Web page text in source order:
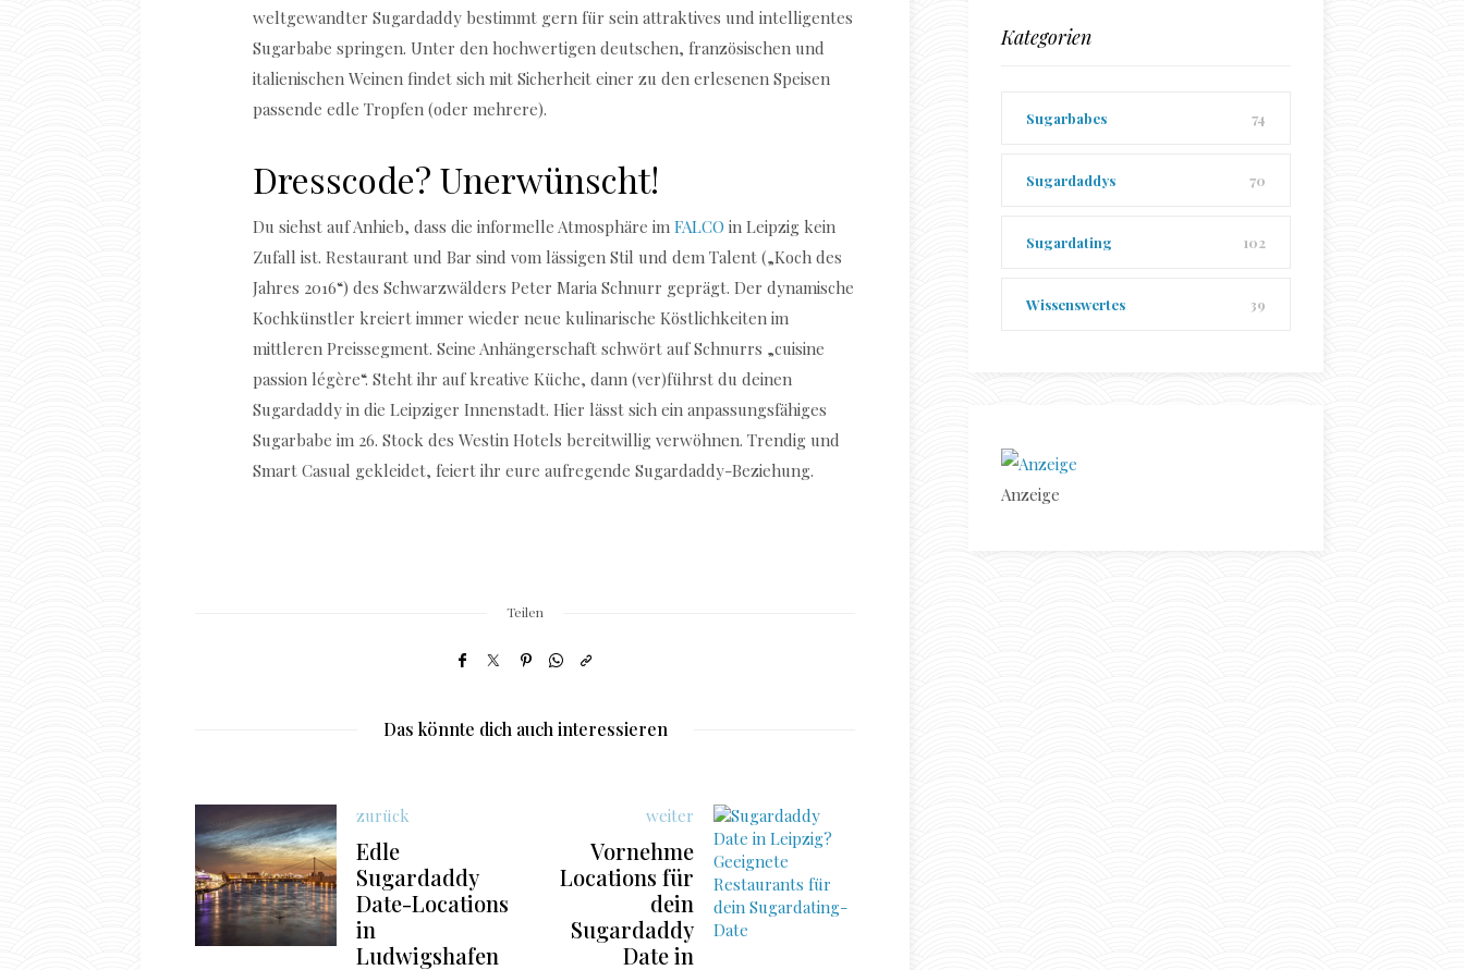
weltgewandter Sugardaddy bestimmt gern für sein attraktives und intelligentes
Sugarbabe springen. Unter den hochwertigen deutschen, französischen und
italienischen Weinen findet sich mit Sicherheit einer zu den erlesenen Speisen
passende edle Tropfen (oder mehrere).
Dresscode? Unerwünscht!
Du siehst auf Anhieb, dass die informelle Atmosphäre imFALCO in Leipzig kein
Zufall ist. Restaurant und Bar sind vom lässigen Stil und dem Talent („Koch des
Jahres 2016“) des Schwarzwälders Peter Maria Schnurr geprägt. Der dynamische
Kochkünstler kreiert immer wieder neue kulinarische Köstlichkeiten im
mittleren Preissegment. Seine Anhängerschaft schwört auf Schnurrs „cuisine
passion légère“. Steht ihr auf kreative Küche, dann (ver)führst du deinen
Sugardaddy in die Leipziger Innenstadt. Hier lässt sich ein anpassungsfähiges
Sugarbabe im 26. Stock des Westin Hotels bereitwillig verwöhnen. Trendig und
Smart Casual gekleidet, feiert ihr eure aufregende Sugardaddy-Beziehung.
Teilen
Das könnte dich auch interessieren
zurück
Edle
Sugardaddy
Date-Locations
in
Ludwigshafen
weiter
Vornehme
Locations für
dein
Sugardaddy
Date in
Kategorien
Sugarbabes 74
Sugardaddys 70
Sugardating 102
Wissenswertes 39
Anzeige